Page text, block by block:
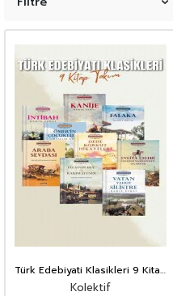
Türk Edebiyati Klasikleri 9 Kitap
Takim
Kolektif